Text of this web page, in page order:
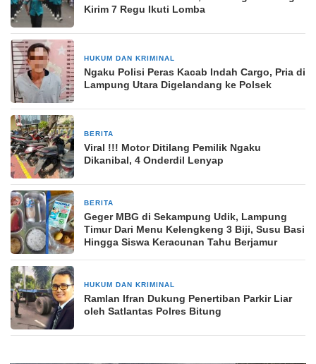
Kirim 7 Regu Ikuti Lomba
HUKUM DAN KRIMINAL
Ngaku Polisi Peras Kacab Indah Cargo, Pria di
Lampung Utara Digelandang ke Polsek
BERITA
Viral !!! Motor Ditilang Pemilik Ngaku
Dikanibal, 4 Onderdil Lenyap
BERITA
Geger MBG di Sekampung Udik, Lampung
Timur Dari Menu Kelengkeng 3 Biji, Susu Basi
Hingga Siswa Keracunan Tahu Berjamur
HUKUM DAN KRIMINAL
Ramlan Ifran Dukung Penertiban Parkir Liar
oleh Satlantas Polres Bitung